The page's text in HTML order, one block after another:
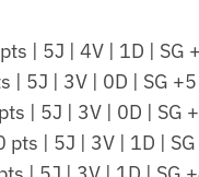
| 5J | 4V | 1D | SG
| 5J | 3V | 0D | SG +5
| 5J | 3V | 0D | SG
| 5J | 3V | 1D |